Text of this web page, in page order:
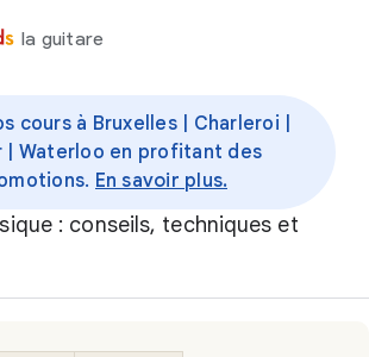
la guitare
cours à Bruxelles | Charleroi |
| Waterloo en profitant des
En savoir plus.
: conseils, techniques et